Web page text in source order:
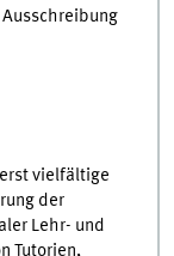
vielfältige
der
Lehr- und
Tutorien,